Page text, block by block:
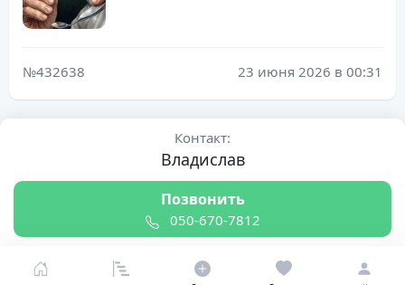
№432638 23 июня 2026 в 00:31
Контакт:
Владислав
Позвонить
050-670-7812